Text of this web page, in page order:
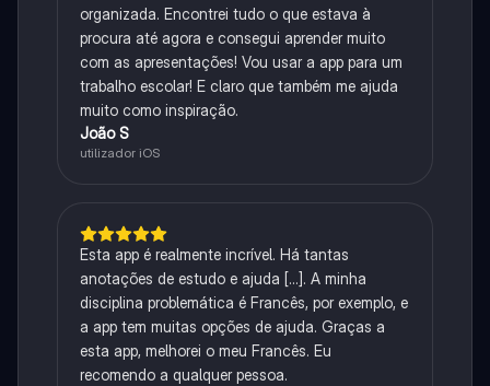
organizada. Encontrei tudo o que estava à
procura até agora e consegui aprender muito
com as apresentações! Vou usar a app para um
trabalho escolar! E claro que também me ajuda
muito como inspiração.
João S
utilizador iOS
Esta app é realmente incrível. Há tantas
anotações de estudo e ajuda [...]. A minha
disciplina problemática é Francês, por exemplo, e
a app tem muitas opções de ajuda. Graças a
esta app, melhorei o meu Francês. Eu
recomendo a qualquer pessoa.